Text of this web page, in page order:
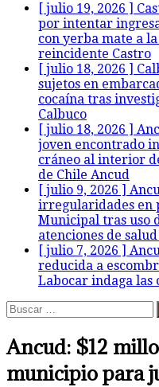
[ julio 19, 2026 ]
por intentar
con yerba mate a
reincidente Castro
[ julio 18, 2026 ]
sujetos en
cocaína tras
Calbuco
[ julio 18, 2026 ]
joven encontrado
cráneo al interior
de Chile Ancud
[ julio 9, 2026 ]
irregularidades en
Municipal tras uso
atenciones de salud
[ julio 7, 2026 ]
reducida a
Labocar indaga las
Buscar:
Ancud: $12
municipio para